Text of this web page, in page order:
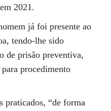
2021.
já foi presente ao
tendo-lhe sido
de prisão preventiva,
procedimento
praticados, “de forma